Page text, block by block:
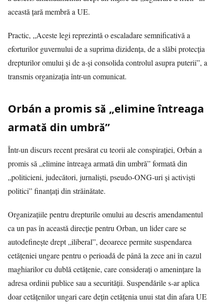
această țară membră a UE.
Practic, „Aceste legi reprezintă o escaladare semnificativă a
eforturilor guvernului de a suprima dizidența, de a slăbi protecția
drepturilor omului și de a-și consolida controlul asupra puterii”, a
transmis organizația într-un comunicat.
Orbán a promis să „elimine întreaga
armată din umbră”
Într-un discurs recent presărat cu teorii ale conspirației, Orbán a
promis să „elimine întreaga armată din umbră” formată din
„politicieni, judecători, jurnaliști, pseudo-ONG-uri și activiști
politici” finanțați din străinătate.
Organizațiile pentru drepturile omului au descris amendamentul
ca un pas în această direcție pentru Orban, un lider care se
autodefinește drept „iliberal”, deoarece permite suspendarea
cetățeniei ungare pentru o perioadă de până la zece ani în cazul
maghiarilor cu dublă cetățenie, care considerați o amenințare la
adresa ordinii publice sau a securității. Suspendările s-ar aplica
doar cetățenilor ungari care dețin cetățenia unui stat din afara UE